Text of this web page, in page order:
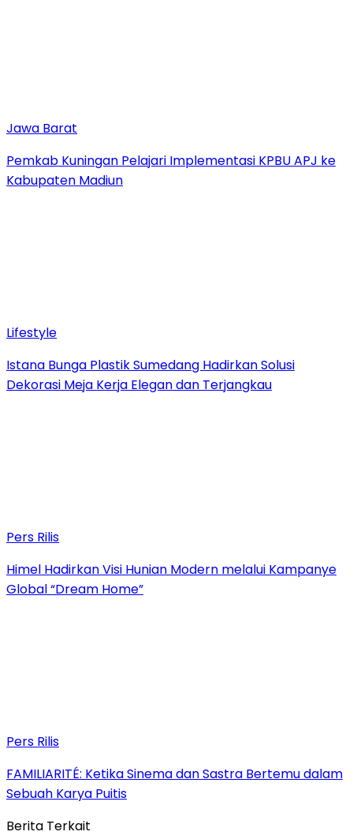
Jawa Barat
Pemkab Kuningan Pelajari Implementasi KPBU APJ ke
Kabupaten Madiun
Lifestyle
Istana Bunga Plastik Sumedang Hadirkan Solusi
Dekorasi Meja Kerja Elegan dan Terjangkau
Pers Rilis
Himel Hadirkan Visi Hunian Modern melalui Kampanye
Global “Dream Home”
Pers Rilis
FAMILIARITÉ: Ketika Sinema dan Sastra Bertemu dalam
Sebuah Karya Puitis
Berita Terkait